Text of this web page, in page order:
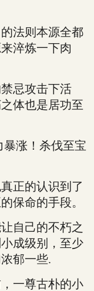
法则本源全都
淬炼一下肉
忌攻击下活
体也是居功至
涨！杀伐至宝
正的认识到了
保命的手段。
自己的不朽之
成级别，至少
郁一些.
一尊古朴的小